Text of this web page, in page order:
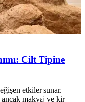
Cilt Tipine
etkiler sunar.
makyaj ve kir